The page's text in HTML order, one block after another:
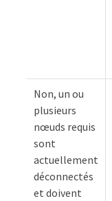
Non, un ou
plusieurs
nœuds requis
sont
actuellement
déconnectés
et doivent